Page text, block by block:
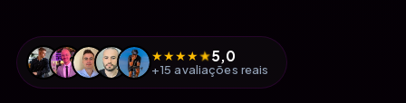
★★★★★5,0
+15 avaliações reais